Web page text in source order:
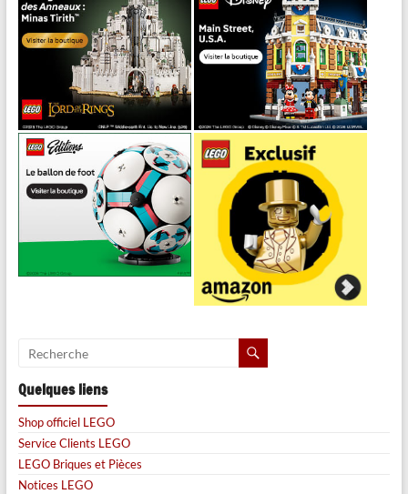
Quelques liens
Shop officiel LEGO
Service Clients LEGO
LEGO Briques et Pièces
Notices LEGO